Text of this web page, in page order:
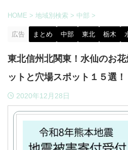
HOME > 地域別検索 > 中部 >
広告 まとめ 中部 東北 栃木
東北信州北関東！水仙のお
ットと穴場スポット１５選！
2020年12月28日